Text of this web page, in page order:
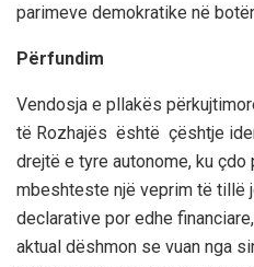
parimeve demokratike në
Përfundim
Vendosja e pllakës
të Rozhajës është çështje
drejtë e tyre autonome, ku
mbeshteste një veprim të tillë
declarative por edhe
aktual dëshmon se vuan nga